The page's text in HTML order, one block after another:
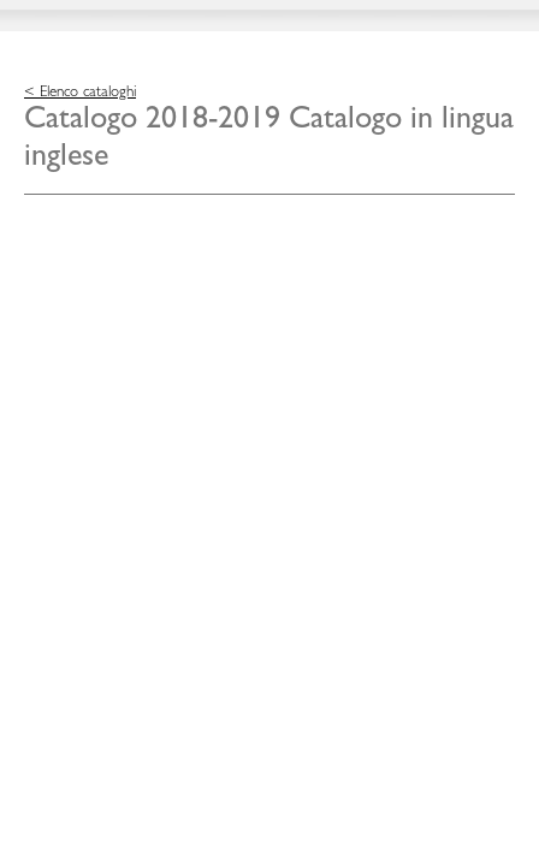
< Elenco cataloghi
Catalogo 2018-2019 Catalogo in lingua
inglese